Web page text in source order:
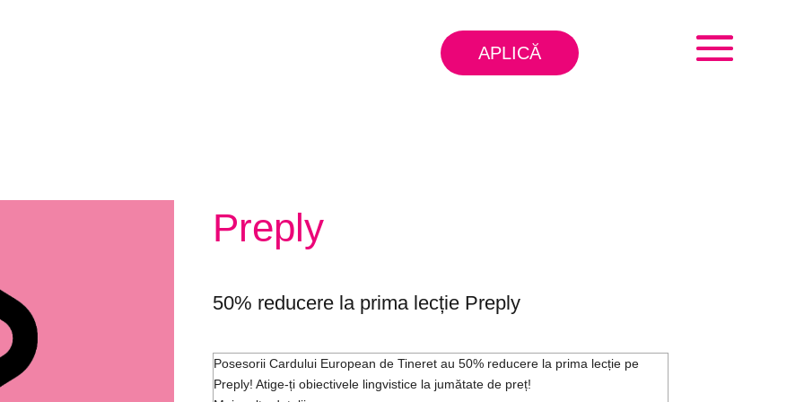
APLICĂ
Preply
50% reducere la prima lecție Preply
Posesorii Cardului European de Tineret au 50% reducere la prima lecție pe
Preply! Atige-ți obiectivele lingvistice la jumătate de preț!